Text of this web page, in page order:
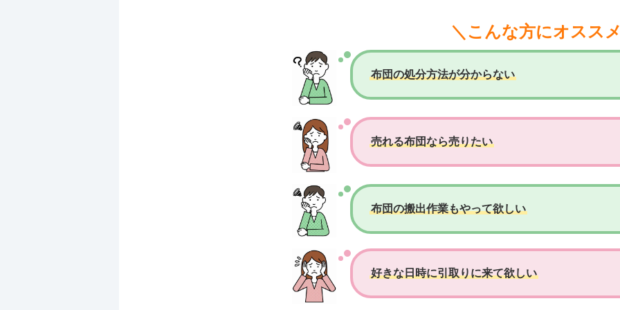
＼こんな方にオスス
布団の処分方法が分からない
売れる布団なら売りたい
布団の搬出作業もやって欲しい
好きな日時に引取りに来て欲しい